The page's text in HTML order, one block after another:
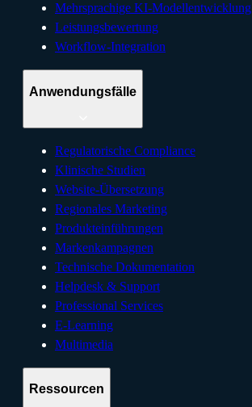
Mehrsprachige KI-Modellentwicklung
Leistungsbewertung
Workflow-Integration
Anwendungsfälle
Regulatorische Compliance
Klinische Studien
Website-Übersetzung
Regionales Marketing
Produkteinführungen
Markenkampagnen
Technische Dokumentation
Helpdesk & Support
Professional Services
E-Learning
Multimedia
Ressourcen